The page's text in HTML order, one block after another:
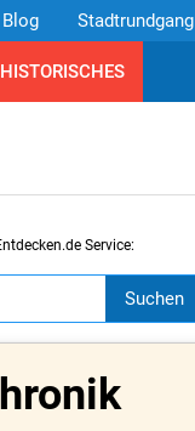
Stadtrundgang
Blog
Service: